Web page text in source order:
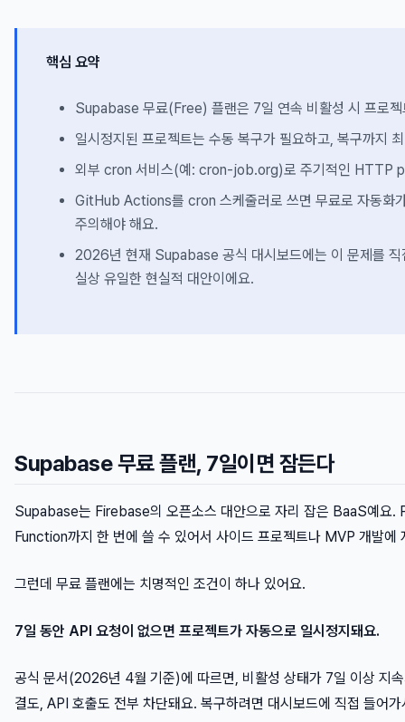
핵심 요약
Supabase 무료(Free) 플랜은 7일 연속 비활성 시 프로
일시정지된 프로젝트는 수동 복구가 필요하고, 복구까지
외부 cron 서비스(예: cron-job.org)로 주기적인 HTTP
GitHub Actions를 cron 스케줄러로 쓰면 무료로 자동화
주의해야 해요.
2026년 현재 Supabase 공식 대시보드에는 이 문제를 직
실상 유일한 현실적 대안이에요.
Supabase 무료 플랜, 7일이면 잠든다
Supabase는 Firebase의 오픈소스 대안으로 자리 잡은 BaaS예
Function까지 한 번에 쓸 수 있어서 사이드 프로젝트나 MVP 개발에
그런데 무료 플랜에는 치명적인 조건이 하나 있어요.
7일 동안 API 요청이 없으면 프로젝트가 자동으로 일시정지돼요.
공식 문서(2026년 4월 기준)에 따르면, 비활성 상태가 7일 이상 지
결도, API 호출도 전부 차단돼요. 복구하려면 대시보드에 직접 들어